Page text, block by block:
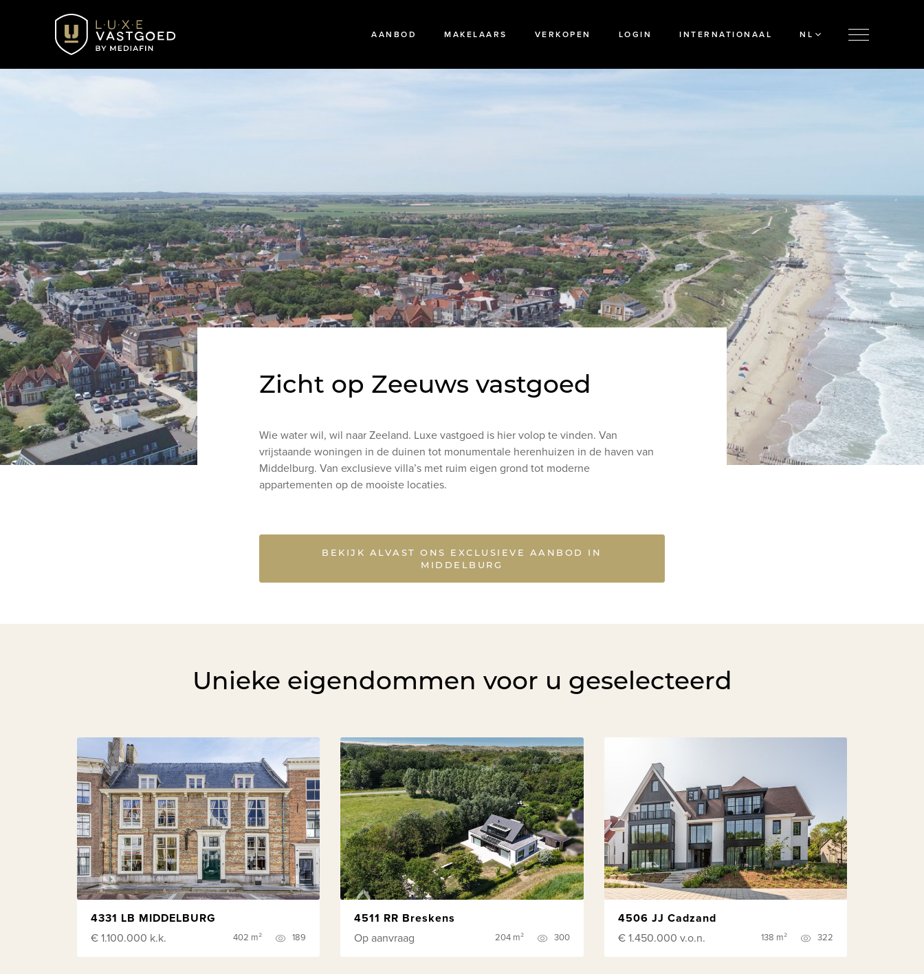
AANBOD MAKELAARS VERKOPEN LOGIN INTERNATIONAAL NL
Zicht op Zeeuws vastgoed
Wie water wil, wil naar Zeeland. Luxe vastgoed is hier volop te vinden. Van
vrijstaande woningen in de duinen tot monumentale herenhuizen in de haven van
Middelburg. Van exclusieve villa’s met ruim eigen grond tot moderne
appartementen op de mooiste locaties.
BEKIJK ALVAST ONS EXCLUSIEVE AANBOD IN
MIDDELBURG
Unieke eigendommen voor u geselecteerd
4331 LB MIDDELBURG
€ 1.100.000 k.k. 402 m² 189
4511 RR Breskens
Op aanvraag
204 m² 300
4506 JJ Cadzand
€ 1.450.000 v.o.n. 138 m² 322